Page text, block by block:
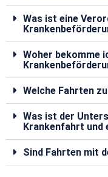
Was ist eine
Woher bekomme
Welche Fahrten
Was ist der
Krankenfahrt und
Sind Fahrten mit